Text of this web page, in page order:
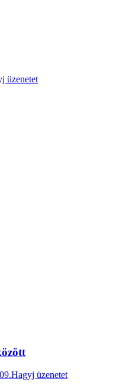
üzenetet
Hagyj üzenetet